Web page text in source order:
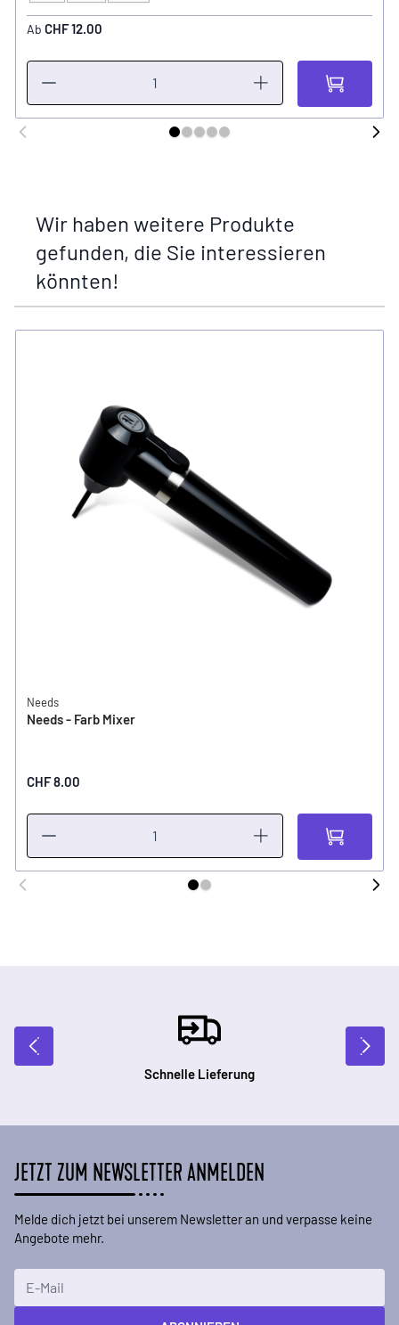
Ab CHF 12.00
Wir haben weitere Produkte
gefunden, die Sie interessieren
könnten!
Needs
Needs - Farb Mixer
CHF 8.00
Schnelle Lieferung
JETZT ZUM NEWSLETTER ANMELDEN
Melde dich jetzt bei unserem Newsletter an und verpasse keine
Angebote mehr.